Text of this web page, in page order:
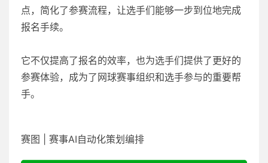
点，简化了参赛流程，让选手们能够一步到位地完成
报名手续。
它不仅提高了报名的效率，也为选手们提供了更好的
参赛体验，成为了网球赛事组织和选手参与的重要帮
手。
赛图 | 赛事AI自动化策划编排